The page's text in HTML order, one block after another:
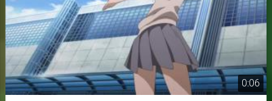
0:06